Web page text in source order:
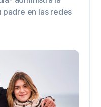
padre en las redes